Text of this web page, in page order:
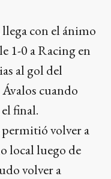
con el ánimo
1-0 a Racing en
al gol del
cuando
final.
permitió volver a
local luego de
volver a